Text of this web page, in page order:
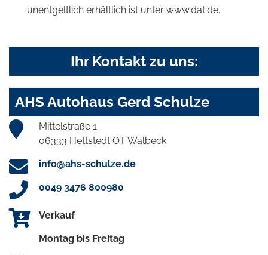
unentgeltlich erhältlich ist unter www.dat.de.
Ihr Kontakt zu uns:
AHS Autohaus Gerd Schulze
Mittelstraße 1
06333 Hettstedt OT Walbeck
info@ahs-schulze.de
0049 3476 800980
Verkauf
Montag bis Freitag